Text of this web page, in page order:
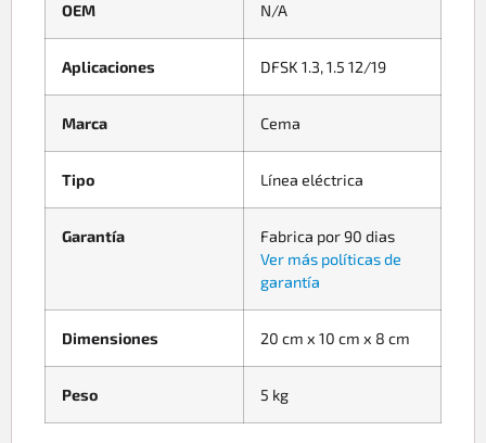
OEM N/A
Aplicaciones DFSK 1.3, 1.5 12/19
Marca Cema
Tipo Línea eléctrica
Garantía
Fabrica por 90 dias
Ver más políticas de
garantía
Dimensiones 20 cm x 10 cm x 8 cm
Peso 5 kg